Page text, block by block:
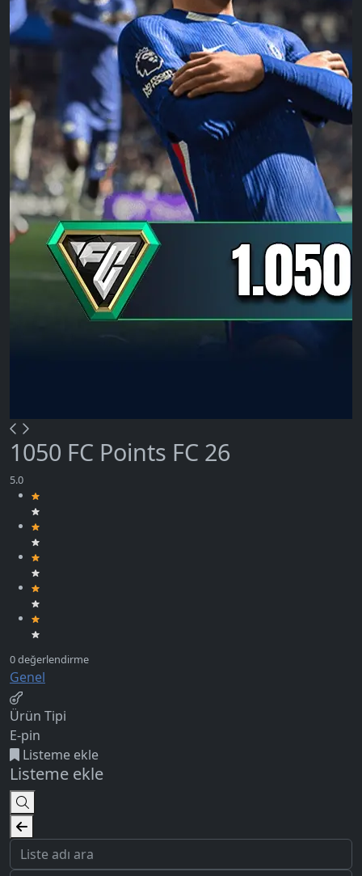
1050 FC Points FC 26
Genel
Ürün Tipi
E-pin
Listeme ekle
Listeme ekle